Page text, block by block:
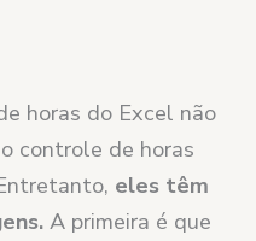
horas do Excel não
controle de horas
eles têm
A primeira é que